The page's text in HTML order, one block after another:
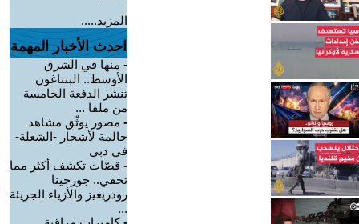
المزيد.....
احدث الأخبار المهمة
- منها في الشرق
الأوسط.. البنتاغون
تنشر الدفعة الخامسة
من ملفا ...
- مصور يوثّق مشاهد
حالمة لأشجار -الشعلة-
في دبي
- قصّات تكشف أكثر مما
تخفي.. جورجينا
رودريغيز والأزياء الجريئة
...